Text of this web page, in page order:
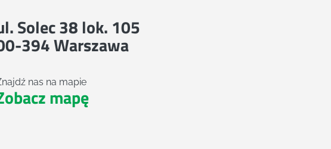
Solec 38 lok. 105
394 Warszawa
nas na mapie
mapę